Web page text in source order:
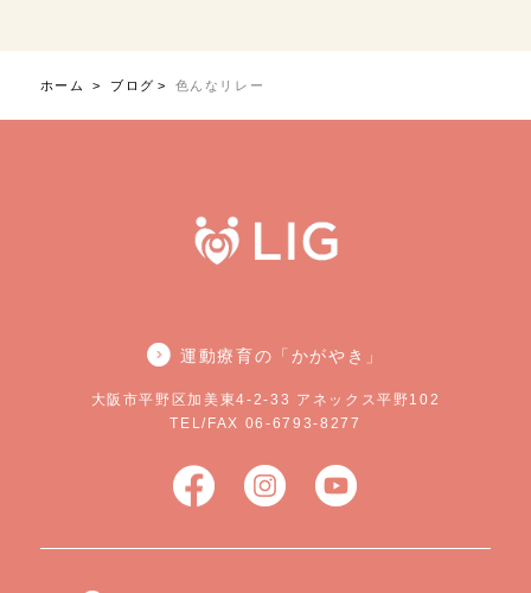
ホーム ブログ 色んなリレー
運動療育の「かがやき」
大阪市平野区加美東4-2-33 アネックス平野102
TEL/FAX 06-6793-8277